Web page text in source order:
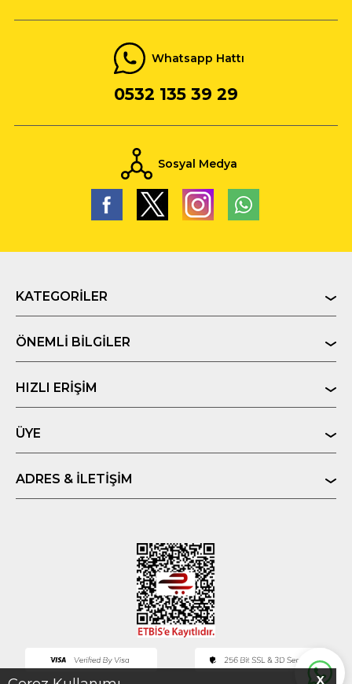
X
Whatsapp Hattı
0532 135 39 29
Sosyal Medya
KATEGORILER
ÖNEMLI BILGILER
HIZLI ERIŞIM
ÜYE
ADRES & İLETIŞIM